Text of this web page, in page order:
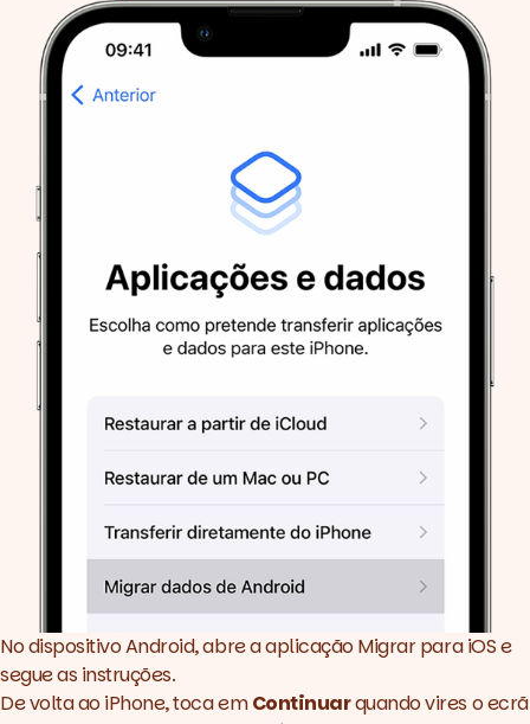
No dispositivoAndroid, abre a aplicação Migrar para iOS e
segue as instruções.
De volta ao iPhone, toca emContinuarquando vires o ecrã